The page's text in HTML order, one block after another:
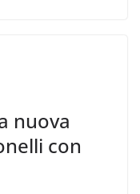
nuova
con